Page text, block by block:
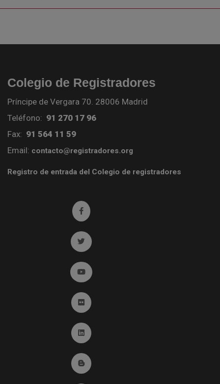
Colegio de Registradores
Príncipe de Vergara 70. 28006 Madrid
Teléfono: 91 270 17 96
Fax: 91 564 11 59
Email: contacto@registradores.org
Registro de entrada del Colegio de registradores
Ir a facebook (abre en ventana nueva)
Ir a twitter (abre en ventana nueva)
Ir a YouTube (abre en ventana nueva)
Ir a Flickr (abre en ventana nueva)
Ir a Linkedin (abre en ventana nueva)
Ir al Blog (abre en ventana nueva)